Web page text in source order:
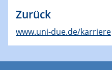
Zurück
www.uni-due.de/karriere